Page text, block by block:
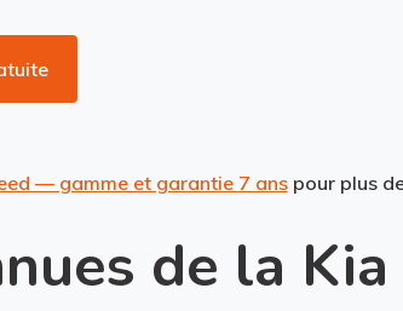
— gamme et garantie 7 anspour plus
de la Kia